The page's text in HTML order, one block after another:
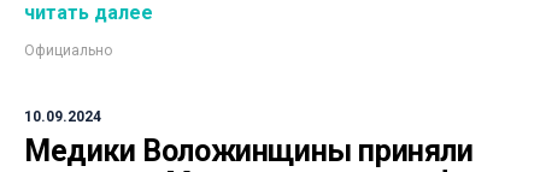
читать далее
Официально
10.09.2024
Медики Воложинщины приняли